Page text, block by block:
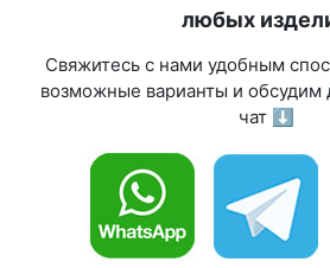
любых
Свяжитесь с нами удобным
возможные варианты и обсудим
чат ⬇